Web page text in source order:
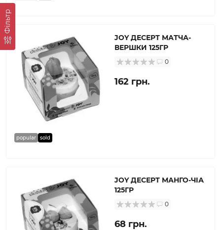
Фільтр
popular sold
JOY ДЕСЕРТ МАТЧА-
ВЕРШКИ 125ГР
0
162 грн.
JOY ДЕСЕРТ МАНГО-ЧІА
125ГР
0
68 грн.